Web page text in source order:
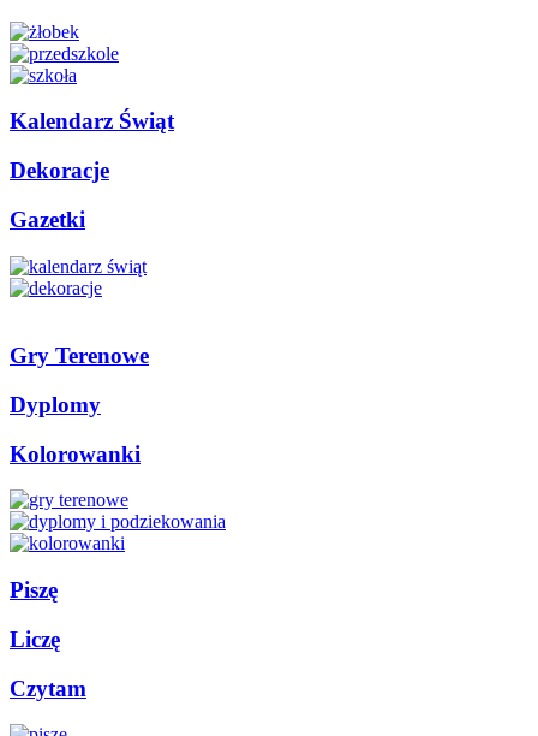
Kalendarz Świąt
Dekoracje
Gazetki
Gry Terenowe
Dyplomy
Kolorowanki
Piszę
Liczę
Czytam